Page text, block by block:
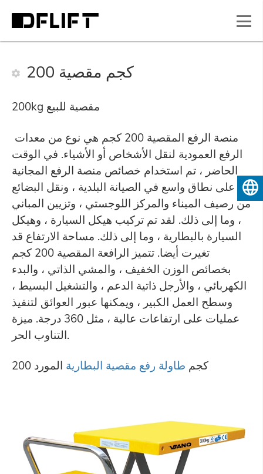
200 كجم مقصية
200kg مقصية للبيع
منصة الرفع المقصية 200 كجم هي نوع من معدات
الرفع العمودية لنقل الأشخاص أو الأشياء. في الوقت
الحاضر ، تم استخدام خصائص منصة الرفع المجانية
على نطاق واسع في الصيانة البلدية ، ونقل البضائع
من رصيف الميناء والمركز اللوجستي ، وتزيين المباني
، وما إلى ذلك. لقد تم تركيب هيكل السيارة ، وهيكل
السيارة بالبطارية ، وما إلى ذلك. مساحة الارتفاع قد
تغيرت أيضا. تتميز الرافعة المقصية 200 كجم
بخصائص الوزن الخفيف ، والمشي الذاتي ، والبدء
الكهربائي ، والأرجل ذاتية الدعم ، والتشغيل البسيط ،
وسطح العمل الكبير ، ويمكنها عبور العوائق لتنفيذ
عمليات على ارتفاعات عالية ، مثل 360 درجة. ميزة
التناوب الحر.
200 كجم طاولة رفع مقصية البطارية المورد
العربية